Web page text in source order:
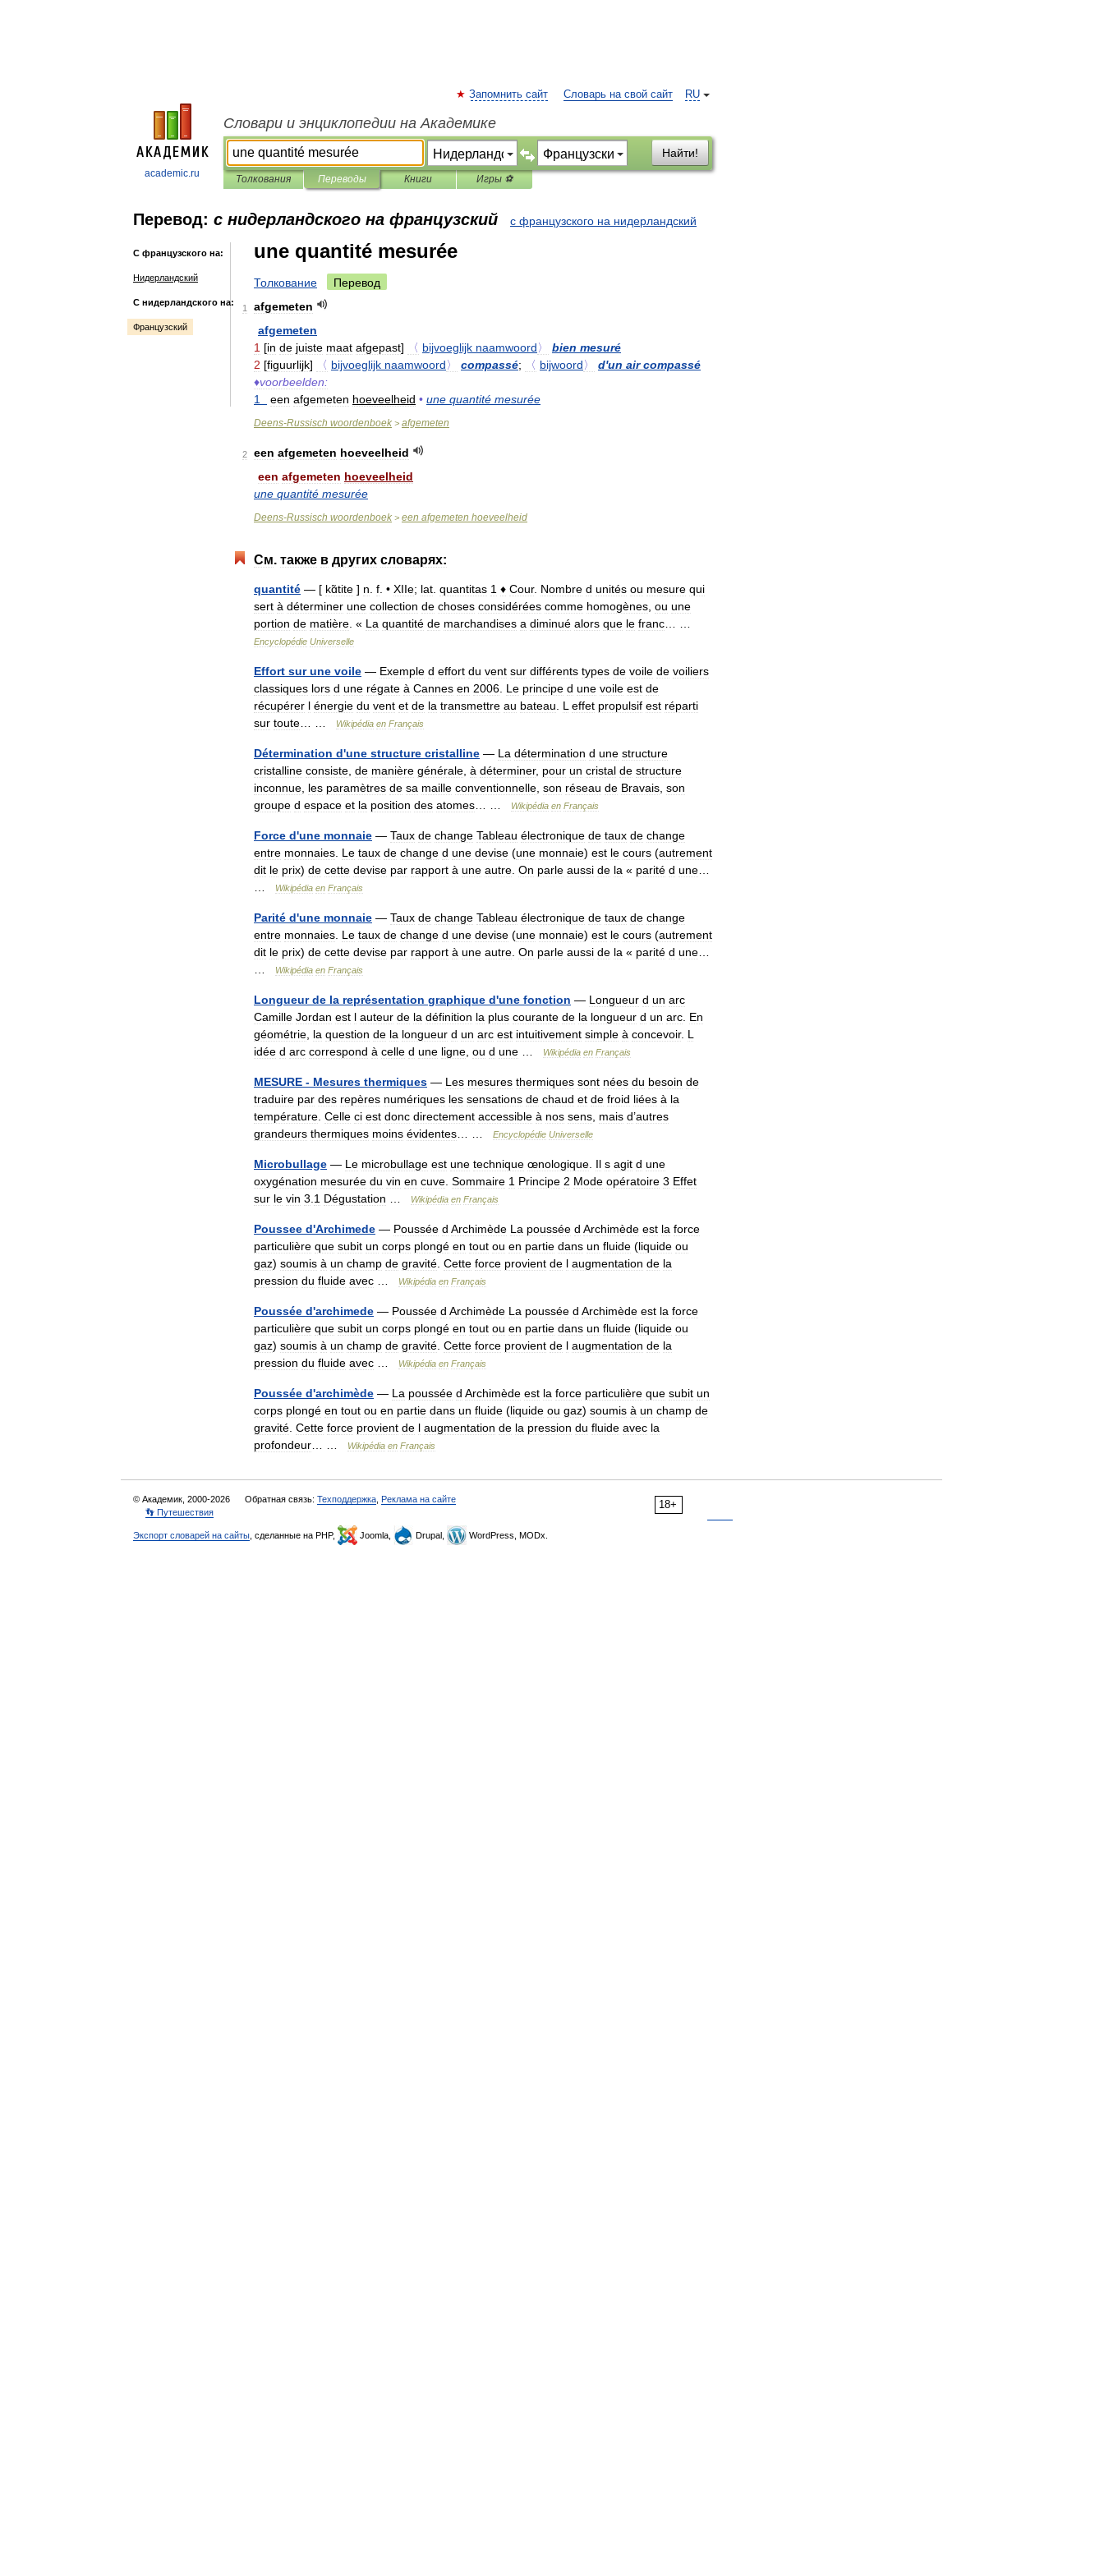
academic.ru
RU
Запомнить сайт Словарь на свой сайт
Словари и энциклопедии на Академике
Найти!
Толкования Переводы Книги Игры ⚽
Перевод: с нидерландского на французский с французского на нидерландский
С французского на:
Нидерландский
С нидерландского на:
Французский
une quantité mesurée
Толкование Перевод
1
afgemeten
afgemeten
1 [in de juiste maat afgepast] 〈 bijvoeglijk naamwoord〉 bien mesuré
2 [figuurlijk] 〈 bijvoeglijk naamwoord〉 compassé; 〈 bijwoord〉 d'un air compassé
♦voorbeelden:
1
een afgemeten hoeveelheid • une quantité mesurée
Deens-Russisch woordenboek > afgemeten
2 een afgemeten hoeveelheid
een afgemeten hoeveelheid
une quantité mesurée
Deens-Russisch woordenboek > een afgemeten hoeveelheid
См. также в других словарях:
quantité — [ kɑ̃tite ] n f . • XIIe; lat quantitas 1 ♦ Cour. Nombre d unités ou mesure qui
sert à déterminer une collection de choses considérées comme homogènes ou une
portion de matière . « La quantité de marchandises a diminué alors que le franc
Encyclopédie Universelle
Effort sur une voile — Exemple d effort du vent sur différents types de voile de voiliers
classiques lors d une régate à Cannes en 2006 Le principe d une voile est de
récupérer l énergie du vent et de la transmettre au bateau L effet propulsif est réparti
sur toute Wikipédia en Français
Détermination d'une structure cristalline — La détermination d une structure
cristalline consiste de manière générale à déterminer, pour un cristal de structure
inconnue les paramètres de sa maille conventionnelle son réseau de Bravais son
groupe d espace et la position des atomes Wikipédia en Français
Force d'une monnaie — Taux de change Tableau électronique de taux de change
entre monnaies Le taux de change d une devise (une monnaie) est le cours (autrement
dit le prix) de cette devise par rapport à une autre On parle aussi de la « parité d une
Wikipédia en Français
Parité d'une monnaie — Taux de change Tableau électronique de taux de change
entre monnaies Le taux de change d une devise (une monnaie) est le cours (autrement
dit le prix) de cette devise par rapport à une autre On parle aussi de la « parité d une
Wikipédia en Français
Longueur de la représentation graphique d'une fonction — Longueur d un arc
Camille Jordan est l auteur de la définition la plus courante de la longueur d un arc En
géométrie la question de la longueur d un arc est intuitivement simple à concevoir. L
idée d arc correspond à celle d une ligne ou d une Wikipédia en Français
MESURE - Mesures thermiques — Les mesures thermiques sont nées du besoin de
traduire par des repères numériques les sensations de chaud et de froid liées à la
température Celle ci est donc directement accessible à nos sens mais d’autres
grandeurs thermiques moins évidentes Encyclopédie Universelle
Microbullage — Le microbullage est une technique œnologique Il s agit d une
oxygénation mesurée du vin en cuve Sommaire 1 Principe 2 Mode opératoire 3 Effet
sur le vin 3 1 Dégustation Wikipédia en Français
Poussee d'Archimede — Poussée d Archimède La poussée d Archimède est la force
particulière que subit un corps plongé en tout ou en partie dans un fluide (liquide ou
gaz) soumis à un champ de gravité Cette force provient de l augmentation de la
pression du fluide avec Wikipédia en Français
Poussée d'archimede — Poussée d Archimède La poussée d Archimède est la force
particulière que subit un corps plongé en tout ou en partie dans un fluide (liquide ou
gaz) soumis à un champ de gravité Cette force provient de l augmentation de la
pression du fluide avec Wikipédia en Français
Poussée d'archimède — La poussée d Archimède est la force particulière que subit un
corps plongé en tout ou en partie dans un fluide (liquide ou gaz) soumis à un champ de
gravité Cette force provient de l augmentation de la pression du fluide avec la
profondeur
Wikipédia en Français
18+
© Академик, 2000-2026 Обратная связь: Техподдержка Реклама на сайте
👣 Путешествия
Экспорт словарей на сайты , сделанные на PHP, Joomla, Drupal, WordPress, MODx.